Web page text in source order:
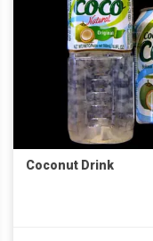
Coconut Drink